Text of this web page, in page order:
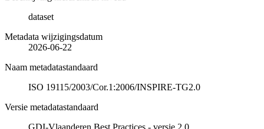
dataset
Metadata wijzigingsdatum
2026-06-22
Naam metadatastandaard
ISO 19115/2003/Cor.1:2006/INSPIRE-TG2.0
Versie metadatastandaard
GDI-Vlaanderen Best Practices - versie 2.0